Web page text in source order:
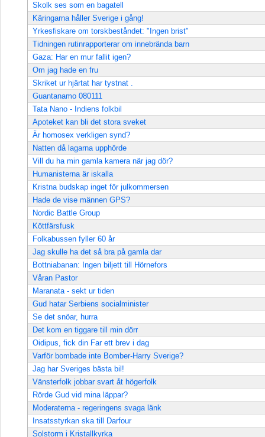
Skolk ses som en bagatell
Käringarna håller Sverige i gång!
Yrkesfiskare om torskbeståndet: "Ingen brist"
Tidningen rutinrapporterar om innebrända barn
Gaza: Har en mur fallit igen?
Om jag hade en fru
Skriket ur hjärtat har tystnat .
Guantanamo 080111
Tata Nano - Indiens folkbil
Apoteket kan bli det stora sveket
Är homosex verkligen synd?
Natten då lagarna upphörde
Vill du ha min gamla kamera när jag dör?
Humanisterna är iskalla
Kristna budskap inget för julkommersen
Hade de vise männen GPS?
Nordic Battle Group
Köttfärsfusk
Folkabussen fyller 60 år
Jag skulle ha det så bra på gamla dar
Bottniabanan: Ingen biljett till Hörnefors
Våran Pastor
Maranata - sekt ur tiden
Gud hatar Serbiens socialminister
Se det snöar, hurra
Det kom en tiggare till min dörr
Oidipus, fick din Far ett brev i dag
Varför bombade inte Bomber-Harry Sverige?
Jag har Sveriges bästa bil!
Vänsterfolk jobbar svart åt högerfolk
Rörde Gud vid mina läppar?
Moderaterna - regeringens svaga länk
Insatsstyrkan ska till Darfour
Solstorm i Kristallkyrka